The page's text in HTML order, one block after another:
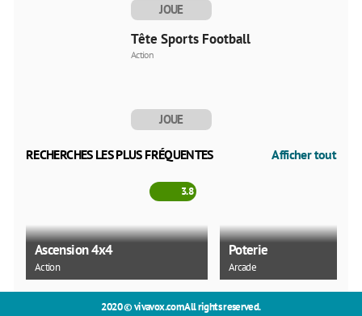
JOUE
MAINTENANT
Tête Sports Football
Action
JOUE
RECHERCHES LES PLUS FRÉQUENTES Afficher tout
Ascension 4x4
Action
3.8
Poterie
Arcade
2.5
2020 ©vivavox.comAll rights reserved.